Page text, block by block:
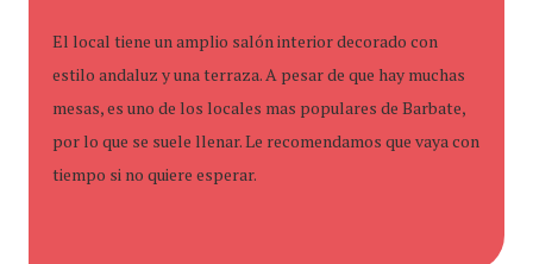
El local tiene un amplio salón interior decorado con
estilo andaluz y una terraza. A pesar de que hay muchas
mesas, es uno de los locales mas populares de Barbate,
por lo que se suele llenar. Le recomendamos que vaya con
tiempo si no quiere esperar.